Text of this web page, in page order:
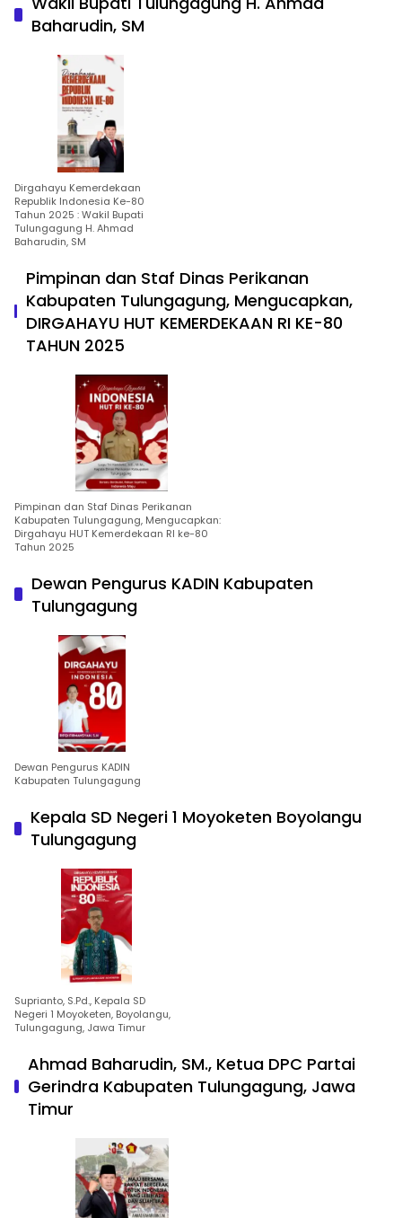
Baharudin, SM
Dirgahayu Kemerdekaan
Republik Indonesia Ke-80
Tahun 2025 : Wakil Bupati
Tulungagung H. Ahmad
Baharudin, SM
Pimpinan dan Staf Dinas Perikanan
Kabupaten Tulungagung, Mengucapkan,
DIRGAHAYU HUT KEMERDEKAAN RI KE-80
TAHUN 2025
Pimpinan dan Staf Dinas Perikanan
Kabupaten Tulungagung, Mengucapkan:
Dirgahayu HUT Kemerdekaan RI ke-80
Tahun 2025
Dewan Pengurus KADIN Kabupaten
Tulungagung
Dewan Pengurus KADIN
Kabupaten Tulungagung
Kepala SD Negeri 1 Moyoketen Boyolangu
Tulungagung
Suprianto, S.Pd., Kepala SD
Negeri 1 Moyoketen, Boyolangu,
Tulungagung, Jawa Timur
Ahmad Baharudin, SM., Ketua DPC Partai
Gerindra Kabupaten Tulungagung, Jawa
Timur